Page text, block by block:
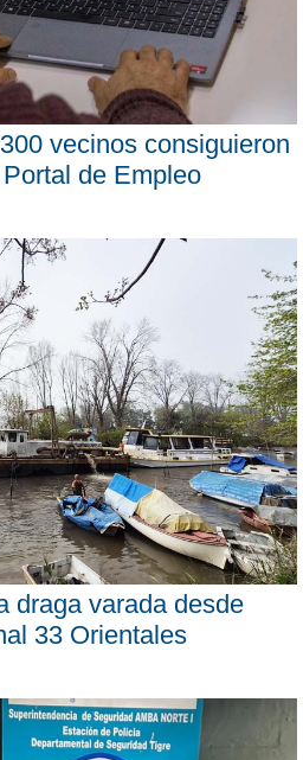
vecinos consiguieron
de Empleo
draga varada desde
33 Orientales